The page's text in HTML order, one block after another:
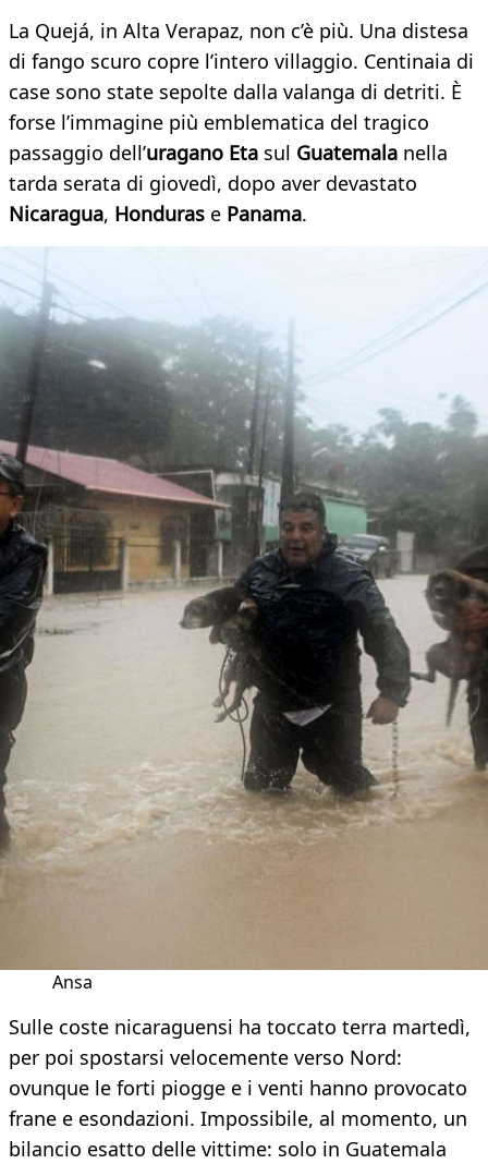
La Quejá, in Alta Verapaz, non c’è più. Una distesa
di fango scuro copre l’intero villaggio. Centinaia di
case sono state sepolte dalla valanga di detriti. È
forse l’immagine più emblematica del tragico
passaggio dell’uragano Eta sul Guatemala nella
tarda serata di giovedì, dopo aver devastato
Nicaragua, Honduras e Panama.
Ansa
Sulle coste nicaraguensi ha toccato terra martedì,
per poi spostarsi velocemente verso Nord:
ovunque le forti piogge e i venti hanno provocato
frane e esondazioni. Impossibile, al momento, un
bilancio esatto delle vittime: solo in Guatemala